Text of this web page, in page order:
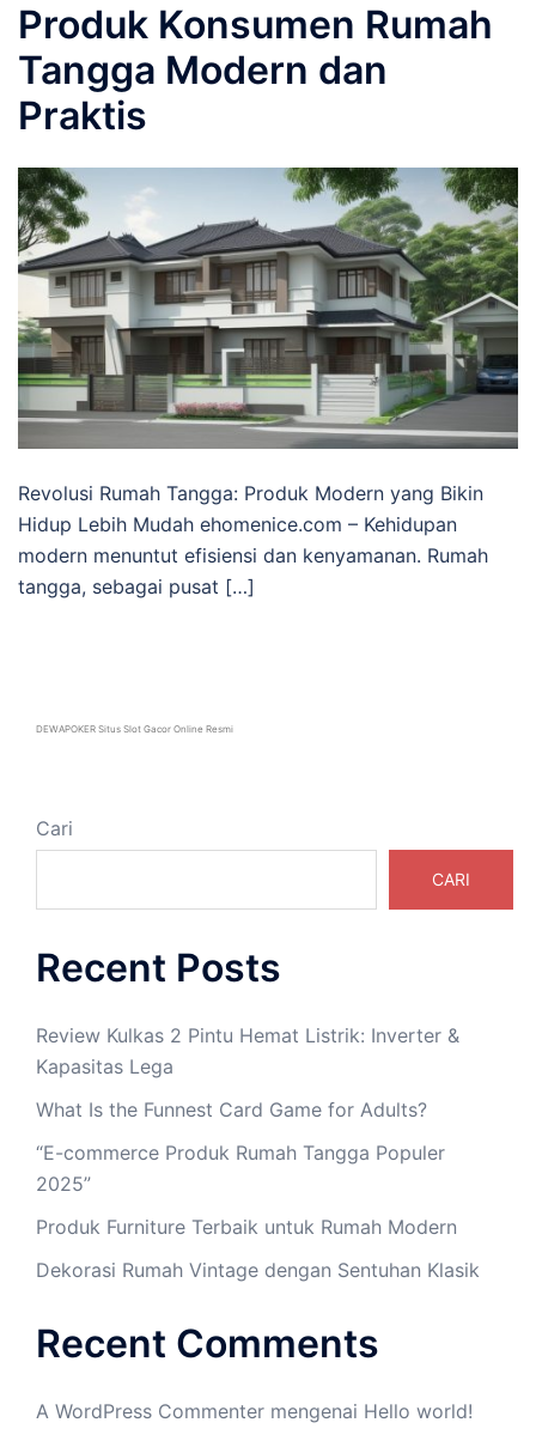
Produk Konsumen Rumah
Tangga Modern dan
Praktis
Revolusi Rumah Tangga: Produk Modern yang Bikin
Hidup Lebih Mudah ehomenice.com – Kehidupan
modern menuntut efisiensi dan kenyamanan. Rumah
tangga, sebagai pusat […]
DEWAPOKER Situs Slot Gacor Online Resmi
Cari
CARI
Recent Posts
Review Kulkas 2 Pintu Hemat Listrik: Inverter &
Kapasitas Lega
What Is the Funnest Card Game for Adults?
“E-commerce Produk Rumah Tangga Populer
2025”
Produk Furniture Terbaik untuk Rumah Modern
Dekorasi Rumah Vintage dengan Sentuhan Klasik
Recent Comments
A WordPress Commenter mengenai Hello world!